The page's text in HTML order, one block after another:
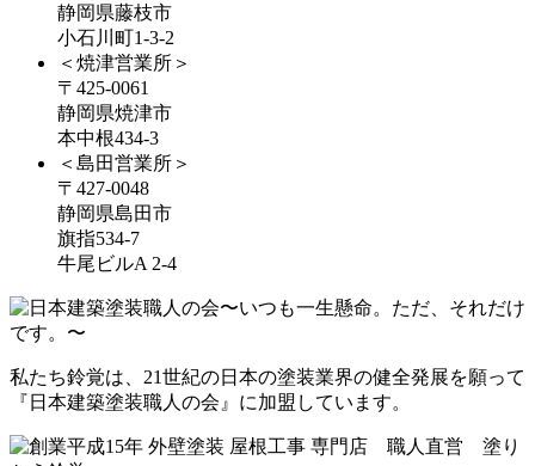
静岡県藤枝市
小石川町1-3-2
＜焼津営業所＞
〒425-0061
静岡県焼津市
本中根434-3
＜島田営業所＞
〒427-0048
静岡県島田市
旗指534-7
牛尾ビルA 2-4
私たち鈴覚は、21世紀の日本の塗装業界の健全発展を願って
『日本建築塗装職人の会』に加盟しています。